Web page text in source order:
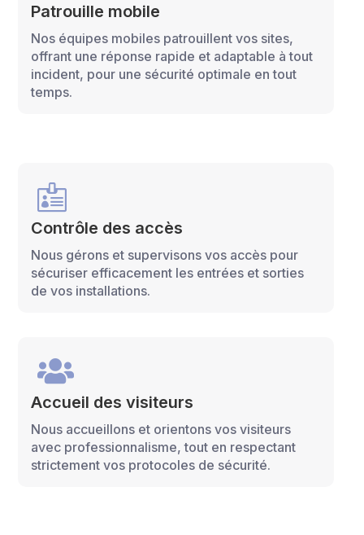
Patrouille mobile
Nos équipes mobiles patrouillent vos sites,
offrant une réponse rapide et adaptable à tout
incident, pour une sécurité optimale en tout
temps.

Contrôle des accès
Nous gérons et supervisons vos accès pour
sécuriser efficacement les entrées et sorties
de vos installations.

Accueil des visiteurs
Nous accueillons et orientons vos visiteurs
avec professionnalisme, tout en respectant
strictement vos protocoles de sécurité.